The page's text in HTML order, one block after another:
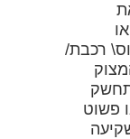
רכבת/
פשוט